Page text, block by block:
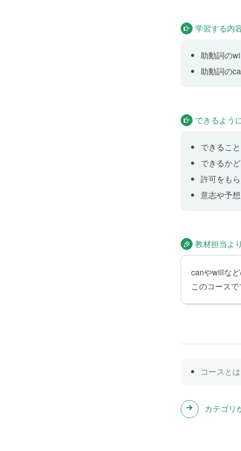
Lesson 6
Lesson 7
未来を表す
や予想など
や、するつ
助動詞will
学習する内
助動詞の
助動詞の
できるよう
できるこ
できるか
許可をも
意志や予
教材担当より
canやwillな
このコースで
コースとは
カテゴリ